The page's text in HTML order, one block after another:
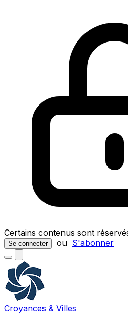
Certains contenus sont
Se connecter ou S'abonner
Croyances & Villes